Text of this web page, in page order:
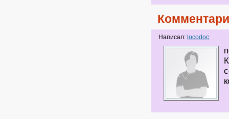
Написал:locodoc